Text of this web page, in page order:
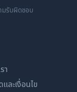
มรับผิดชอบ
า
ละเงื่อนไข